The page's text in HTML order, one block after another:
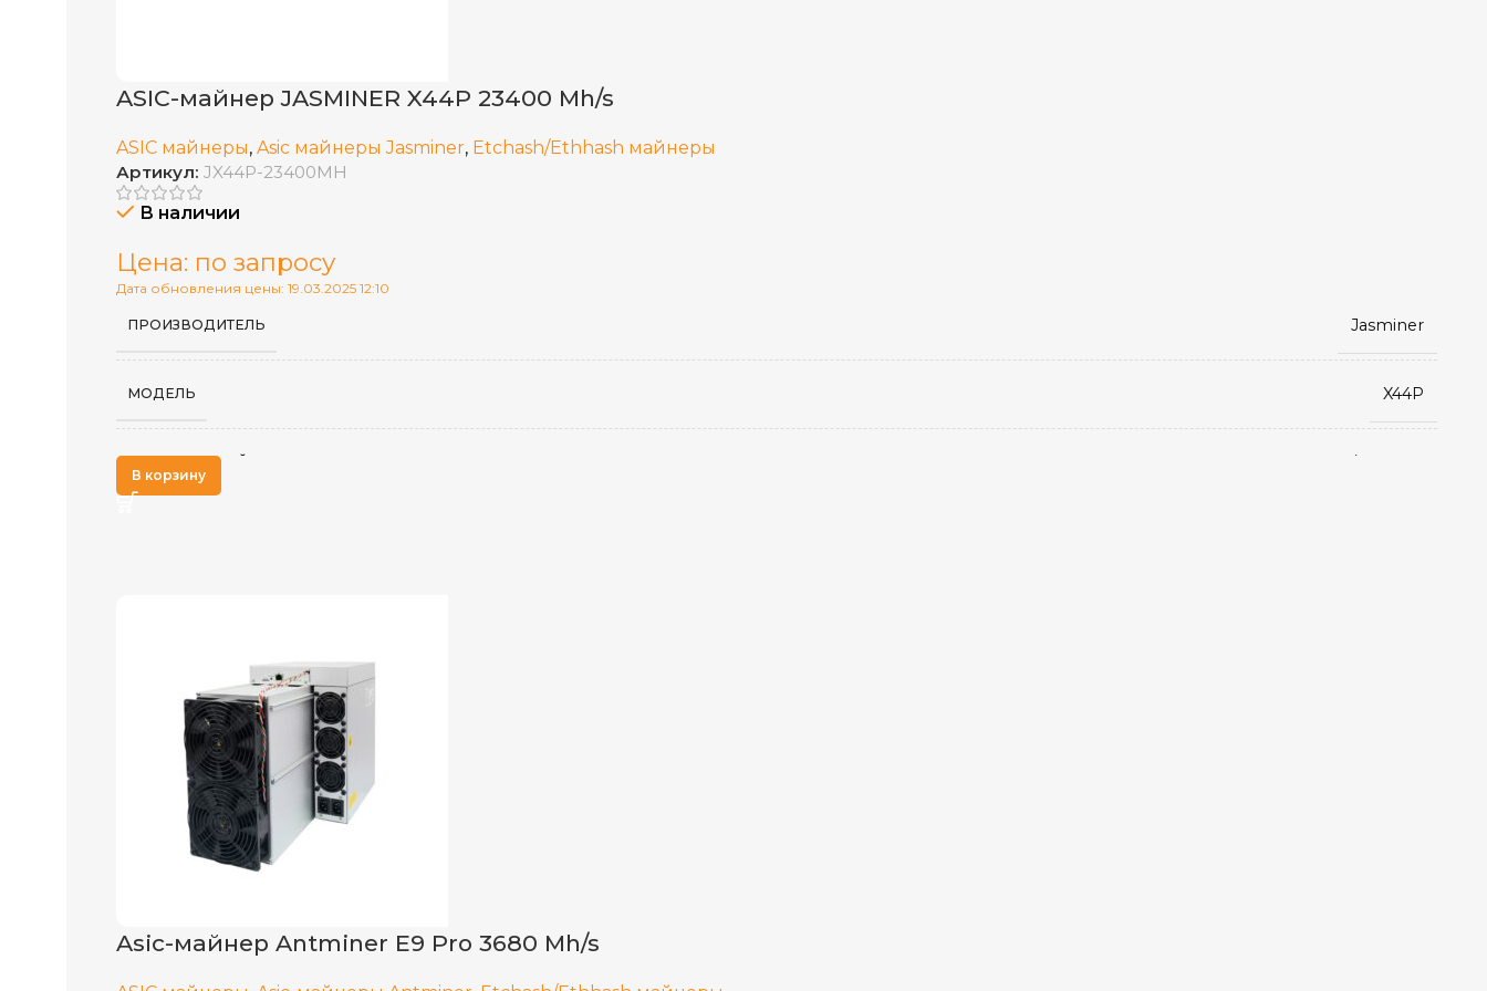
ASIC-майнер JASMINER X44P 23400 Mh/s
ASIC майнеры, Asic майнеры Jasminer, Etchash/Ethhash майнеры
Артикул: JX44P-23400MH
В наличии
Цена: по запросу
Дата обновления цены: 19.03.2025 12:10
ПРОИЗВОДИТЕЛЬ Jasminer
МОДЕЛЬ X44P
АЛГОРИТМ МАЙНИНГА Etchash/Ethhash
ЭНЕРГОЭФФЕКТИВНОСТЬ
БЛОК ПИТАНИЯ
ДОБЫВАЕМЫЕ МОНЕТЫ
СЕТЕВОЕ ПОДКЛЮЧЕНИЕ
В корзину
Asic-майнер Antminer E9 Pro 3680 Mh/s